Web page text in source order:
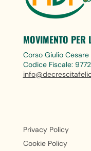
MOVIMENTO PER
Corso Giulio Cesare
Codice Fiscale:
Privacy Policy
Cookie Policy